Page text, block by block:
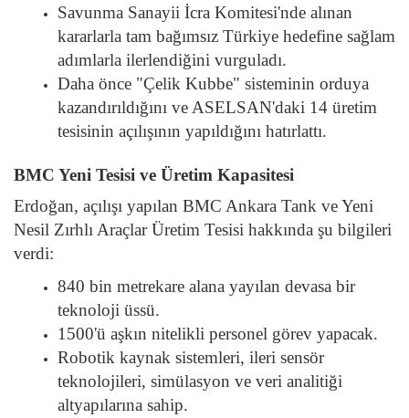
Savunma Sanayii İcra Komitesi'nde alınan
kararlarla tam bağımsız Türkiye hedefine sağlam
adımlarla ilerlendiğini vurguladı.
Daha önce "Çelik Kubbe" sisteminin orduya
kazandırıldığını ve ASELSAN'daki 14 üretim
tesisinin açılışının yapıldığını hatırlattı.
BMC Yeni Tesisi ve Üretim Kapasitesi
Erdoğan, açılışı yapılan BMC Ankara Tank ve Yeni
Nesil Zırhlı Araçlar Üretim Tesisi hakkında şu bilgileri
verdi:
840 bin metrekare alana yayılan devasa bir
teknoloji üssü.
1500'ü aşkın nitelikli personel görev yapacak.
Robotik kaynak sistemleri, ileri sensör
teknolojileri, simülasyon ve veri analitiği
altyapılarına sahip.